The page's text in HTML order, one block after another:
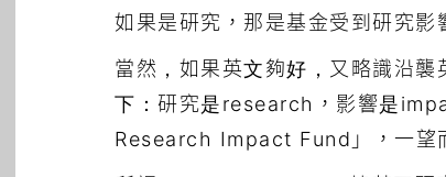
如果是研究，那是基金受到研究影
當然，如果英文夠好，又略識沿
下：研究是research，影響是
Research Impact Fund」，一望